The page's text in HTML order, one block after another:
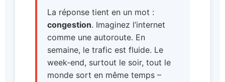
La réponse tient en un mot :
congestion. Imaginez l’internet
comme une autoroute. En
semaine, le trafic est fluide. Le
week-end, surtout le soir, tout le
monde sort en même temps –